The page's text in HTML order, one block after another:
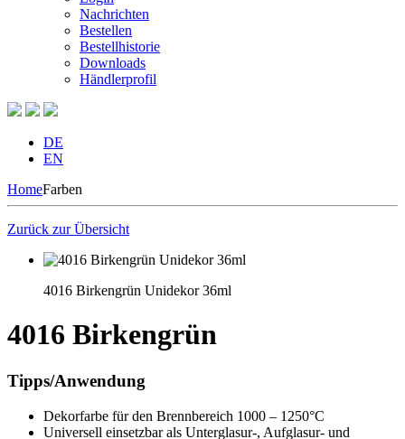
Nachrichten
Bestellen
Bestellhistorie
Downloads
Händlerprofil
DE
EN
HomeFarben
Zurück zur Übersicht
4016 Birkengrün Unidekor 36ml
4016 Birkengrün
Tipps/Anwendung
Dekorfarbe für den Brennbereich 1000 – 1250°C
Universell einsetzbar als Unterglasur-, Aufglasur- und